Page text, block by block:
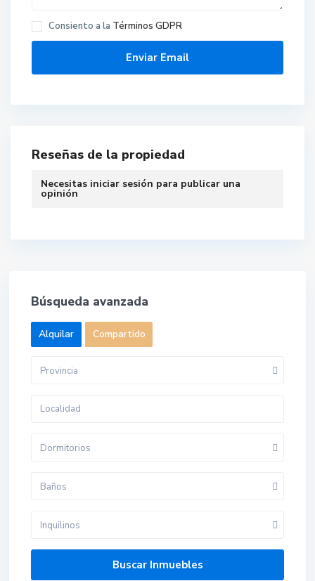
Consiento a la Términos GDPR
Reseñas de la propiedad
Necesitas iniciar sesión para publicar una
opinión
Búsqueda avanzada
Alquilar Compartido
Provincia
Dormitorios
Baños
Inquilinos